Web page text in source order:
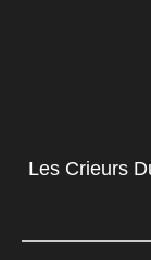
Les Crieurs